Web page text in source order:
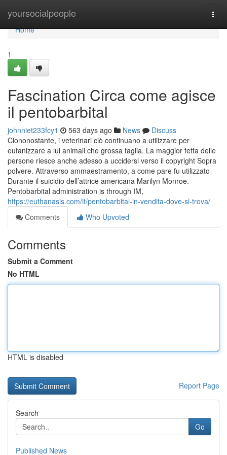
yoursocialpeople
Home
Home
1
Fascination Circa come agisce
il pentobarbital
johnniet233fcy1 563 days ago News
Discuss
Ciononostante, i veterinari ciò continuano a utilizzare per
eutanizzare a lui animali che grossa taglia. La maggior fetta delle
persone riesce anche adesso a uccidersi verso il copyright Sopra
polvere. Attraverso ammaestramento, a come pare fu utilizzato
Durante il suicidio dell’attrice americana Marilyn Monroe.
Pentobarbital administration is through IM,
https://euthanasis.com/it/pentobarbital-in-vendita-dove-si-trova/
Comments
Who Upvoted
Comments
Submit a Comment
No HTML
HTML is disabled
Report Page
Search
Go
Published News